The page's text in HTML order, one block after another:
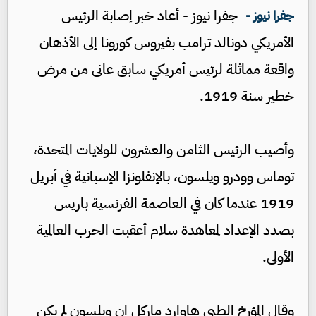
جفرا نيوز - جفرا نيوز - أعاد خبر إصابة الرئيس
الأمريكي دونالد ترامب بفيروس كورونا إلى الأذهان
واقعة مماثلة لرئيس أمريكي سابق عانى من مرض
خطير سنة 1919.
وأصيب الرئيس الثامن والعشرون للولايات المتحدة،
توماس وودرو ويلسون، بالإنفلونزا الإسبانية في أبريل
1919 عندما كان في العاصمة الفرنسية باريس
بصدد الإعداد لمعاهدة سلام أعقبت الحرب العالمية
الأولى.
وقال المؤرخ الطبي هاوارد ماركل إن ويلسون لم يكن